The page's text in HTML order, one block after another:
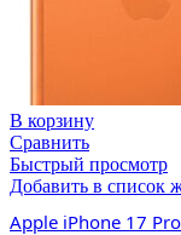
В корзину
Сравнить
Быстрый просмотр
Добавить в список
Apple iPhone 17